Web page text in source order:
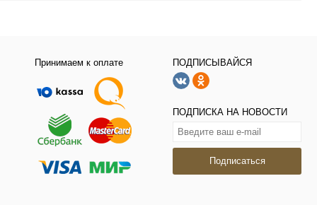
Принимаем к оплате ПОДПИСЫВАЙСЯ
ПОДПИСКА НА НОВОСТИ
Подписаться